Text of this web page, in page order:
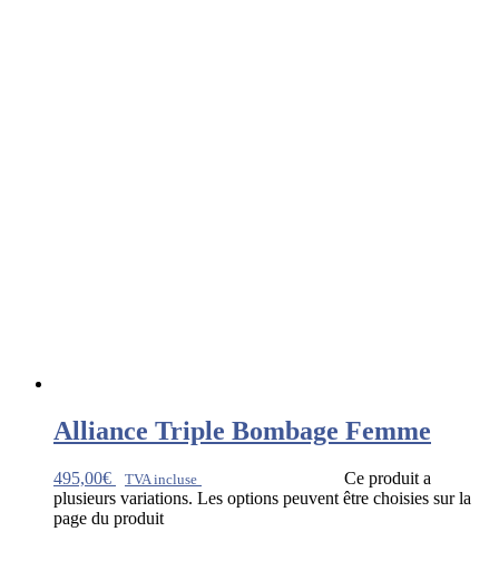
Alliance Triple Bombage Femme
495,00€ TVA incluse
Ce produit a
plusieurs variations. Les options peuvent être choisies sur la
page du produit